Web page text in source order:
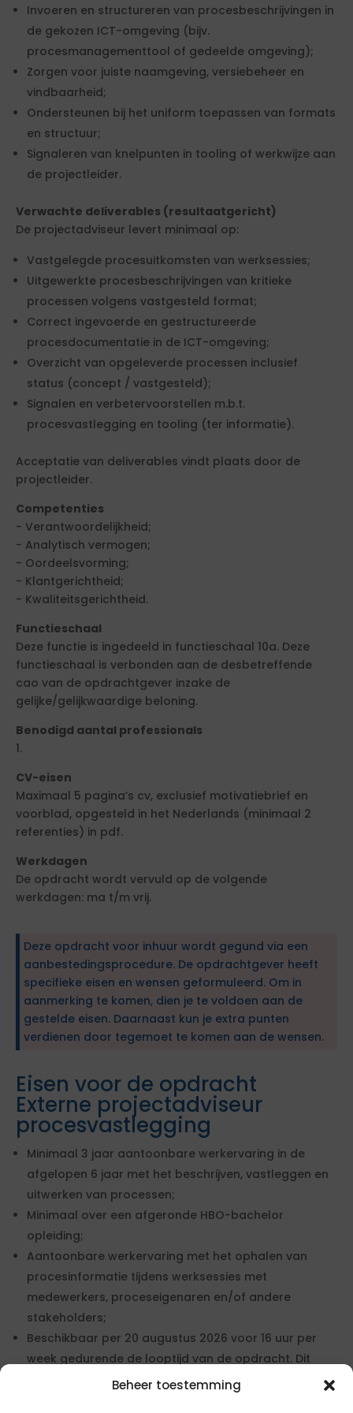
Beheer toestemming
Invoeren en structureren van procesbeschrijvingen in
de gekozen ICT-omgeving (bijv.
procesmanagementtool of gedeelde omgeving);
Zorgen voor juiste naamgeving, versiebeheer en
vindbaarheid;
Ondersteunen bij het uniform toepassen van formats
en structuur;
Signaleren van knelpunten in tooling of werkwijze aan
de projectleider.
Verwachte deliverables (resultaatgericht)
De projectadviseur levert minimaal op:
Vastgelegde procesuitkomsten van werksessies;
Uitgewerkte procesbeschrijvingen van kritieke
processen volgens vastgesteld format;
Correct ingevoerde en gestructureerde
procesdocumentatie in de ICT-omgeving;
Overzicht van opgeleverde processen inclusief
status (concept / vastgesteld);
Signalen en verbetervoorstellen m.b.t.
procesvastlegging en tooling (ter informatie).
Acceptatie van deliverables vindt plaats door de
projectleider.
Competenties
- Verantwoordelijkheid;
- Analytisch vermogen;
- Oordeelsvorming;
- Klantgerichtheid;
- Kwaliteitsgerichtheid.
Functieschaal
Deze functie is ingedeeld in functieschaal 10a. Deze
functieschaal is verbonden aan de desbetreffende
cao van de opdrachtgever inzake de
gelijke/gelijkwaardige beloning.
Benodigd aantal professionals
1.
CV-eisen
Maximaal 5 pagina’s cv, exclusief motivatiebrief en
voorblad, opgesteld in het Nederlands (minimaal 2
referenties) in pdf.
Werkdagen
De opdracht wordt vervuld op de volgende
werkdagen: ma t/m vrij.
Deze opdracht voor inhuur wordt gegund via een
aanbestedingsprocedure. De opdrachtgever heeft
specifieke eisen en wensen geformuleerd. Om in
aanmerking te komen, dien je te voldoen aan de
gestelde eisen. Daarnaast kun je extra punten
verdienen door tegemoet te komen aan de wensen.
Eisen voor de opdracht
Externe projectadviseur
procesvastlegging
Minimaal 3 jaar aantoonbare werkervaring in de
afgelopen 6 jaar met het beschrijven, vastleggen en
uitwerken van processen;
Minimaal over een afgeronde HBO-bachelor
opleiding;
Aantoonbare werkervaring met het ophalen van
procesinformatie tijdens werksessies met
medewerkers, proceseigenaren en/of andere
stakeholders;
Beschikbaar per 20 augustus 2026 voor 16 uur per
week gedurende de looptijd van de opdracht. Dit
dient duidelijk uit het cv te blijken;